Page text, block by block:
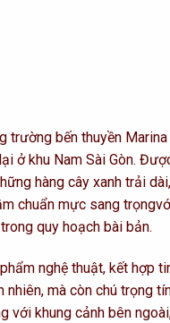
trường bến thuyền Marina
ở khu Nam Sài Gòn.
hàng cây xanh trải dài,
chuẩn mực sang
quy hoạch bài bản.
nghệ thuật, kết hợp
mà còn chú trọng
với khung cảnh bên